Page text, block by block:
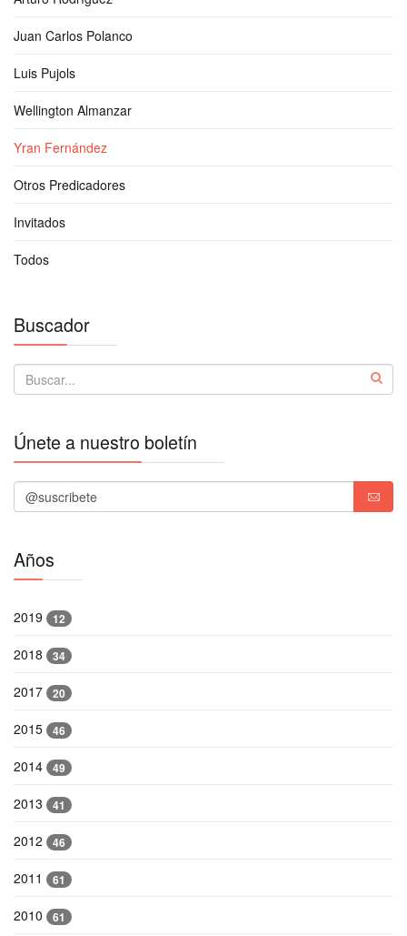
Juan Carlos Polanco
Luis Pujols
Wellington Almanzar
Yran Fernández
Otros Predicadores
Invitados
Todos
Buscador
Únete a nuestro boletín
Años
2019 12
2018 34
2017 20
2015 46
2014 49
2013 41
2012 46
2011 61
2010 61